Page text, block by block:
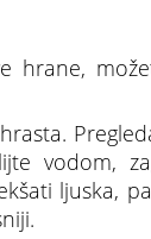
hrane,
vodom,
ljuska,